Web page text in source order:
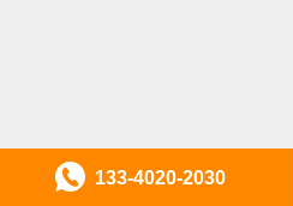
133-4020-2030